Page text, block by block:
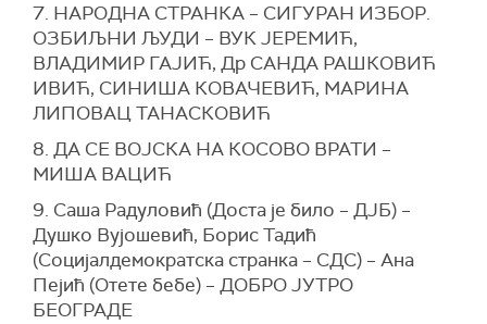
7. НАРОДНА СТРАНКА – СИГУРАН ИЗБОР.
ОЗБИЉНИ ЉУДИ – ВУК ЈЕРЕМИЋ,
ВЛАДИМИР ГАЈИЋ, Др САНДА РАШКОВИЋ
ИВИЋ, СИНИША КОВАЧЕВИЋ, МАРИНА
ЛИПОВАЦ ТАНАСКОВИЋ
8. ДА СЕ ВОЈСКА НА КОСОВО ВРАТИ –
МИША ВАЦИЋ
9. Саша Радуловић (Доста је било – ДЈБ) –
Душко Вујошевић, Борис Тадић
(Социјалдемократска странка – СДС) – Ана
Пејић (Отете бебе) – ДОБРО ЈУТРО
БЕОГРАДЕ